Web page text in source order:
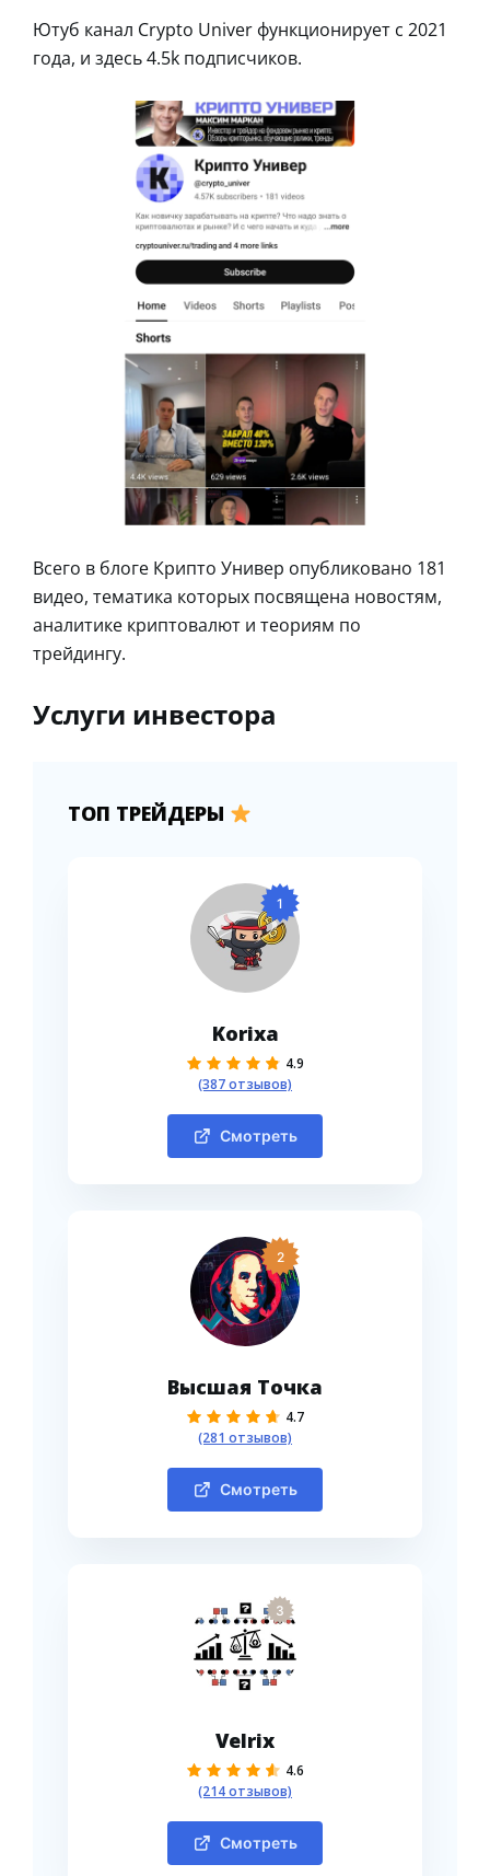
Ютуб канал Crypto Univer функционирует с 2021
года, и здесь 4.5k подписчиков.
Всего в блоге Крипто Универ опубликовано 181
видео, тематика которых посвящена новостям,
аналитике криптовалют и теориям по
трейдингу.
Услуги инвестора
ТОП ТРЕЙДЕРЫ
1
Korixa
4.9
(387 отзывов)
Смотреть
2
Высшая Точка
4.7
(281 отзывов)
Смотреть
3
Velrix
4.6
(214 отзывов)
Смотреть